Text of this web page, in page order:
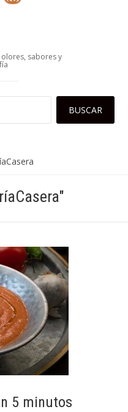
sabores y
5 minutos